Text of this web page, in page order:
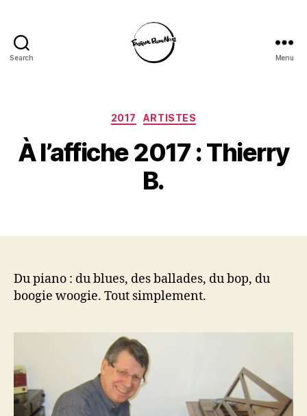
Search Menu
Categories
2017 ARTISTES
À l’affiche 2017 : Thierry
B.
Du piano : du blues, des ballades, du bop, du
boogie woogie. Tout simplement.